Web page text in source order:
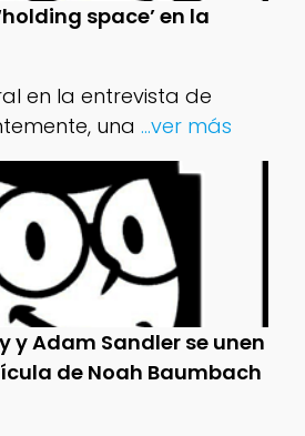
space’ en la
en la entrevista de
una ...ver más
y Adam Sandler se unen
de Noah Baumbach